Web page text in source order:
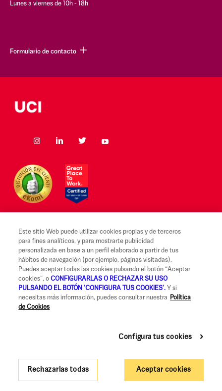
Lunes a viernes de 10h - 18h
Formulario de contacto
Aviso legal y Condiciones de uso
Reclamaciones
Código de Buenas Prácticas
Gobierno Corporativo y Política de Remuneraciones
Este sitio Web puede utilizar cookies propias y de terceros
para fines analíticos, y para mostrarte publicidad
personalizada en base a un perfil elaborado a partir de tus
hábitos de navegación (por ejemplo, páginas visitadas).
Puedes aceptar todas las cookies pulsando el botón “Aceptar
cookies”, oCONFIGURARLAS O RECHAZAR SU USO
PULSANDO EL BOTÓN 'CONFIGURA TUS COOKIES'. Y si
necesitas más información, puedes consultar nuestra
Política
de Cookies
Aceptar cookies
Rechazarlas todas
Configura tus cookies